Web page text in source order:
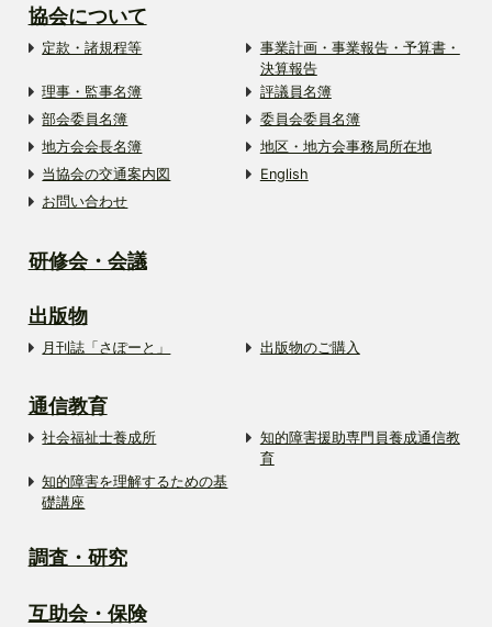
協会について
定款・諸規程等
事業計画・事業報告・予算書・
決算報告
理事・監事名簿
評議員名簿
部会委員名簿
委員会委員名簿
地方会会長名簿
地区・地方会事務局所在地
当協会の交通案内図
English
お問い合わせ
研修会・会議
出版物
月刊誌「さぽーと」 出版物のご購入
通信教育
社会福祉士養成所
知的障害援助専門員養成通信教
育
知的障害を理解するための基
礎講座
調査・研究
互助会・保険